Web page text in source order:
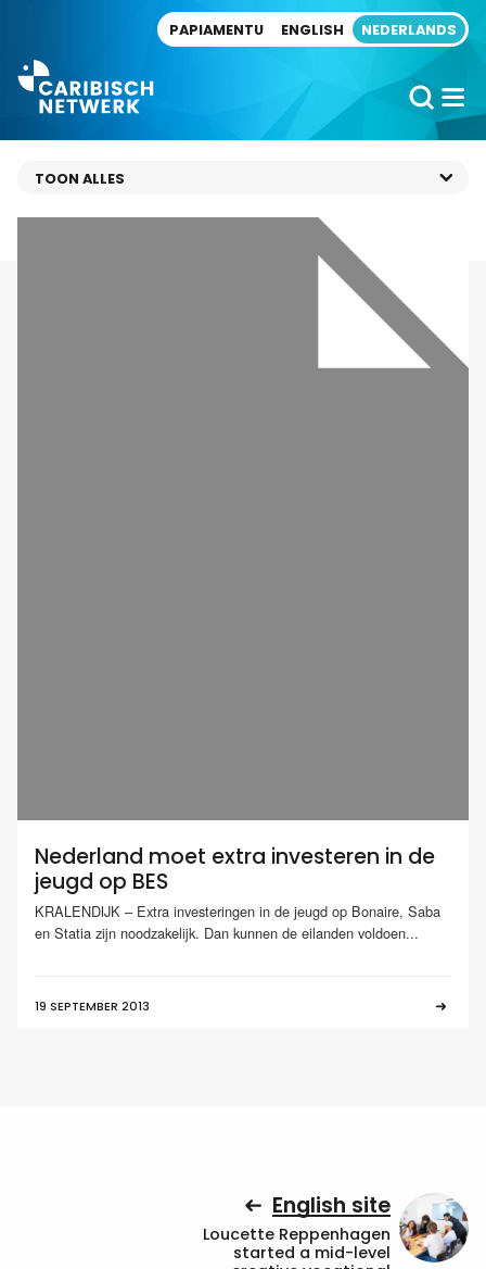
PAPIAMENTU ENGLISH NEDERLANDS
Nederland moet extra investeren in de
jeugd op BES
KRALENDIJK – Extra investeringen in de jeugd op Bonaire, Saba
en Statia zijn noodzakelijk. Dan kunnen de eilanden voldoen...
19 SEPTEMBER 2013
English site
Loucette Reppenhagen
started a mid-level